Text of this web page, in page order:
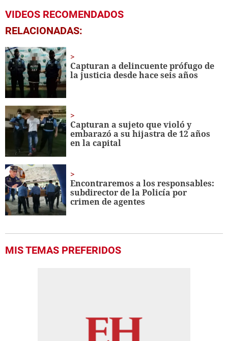
VIDEOS RECOMENDADOS
RELACIONADAS:
Capturan a delincuente prófugo de
la justicia desde hace seis años
Capturan a sujeto que violó y
embarazó a su hijastra de 12 años
en la capital
Encontraremos a los responsables:
subdirector de la Policía por
crimen de agentes
MIS TEMAS PREFERIDOS